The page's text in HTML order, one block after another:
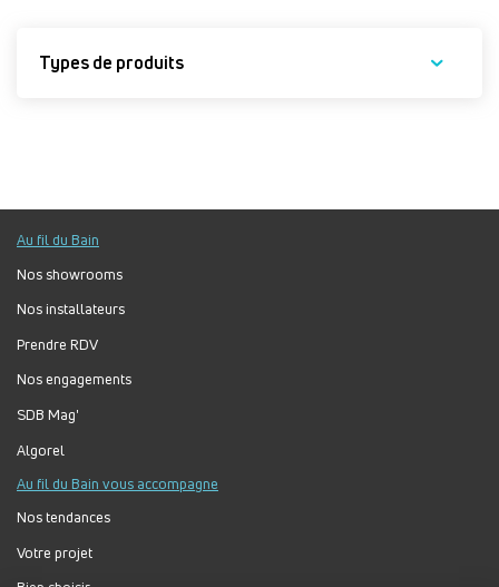
Types de produits
Au fil du Bain
Nos showrooms
Nos installateurs
Prendre RDV
Nos engagements
SDB Mag'
Algorel
Au fil du Bain vous accompagne
Nos tendances
Votre projet